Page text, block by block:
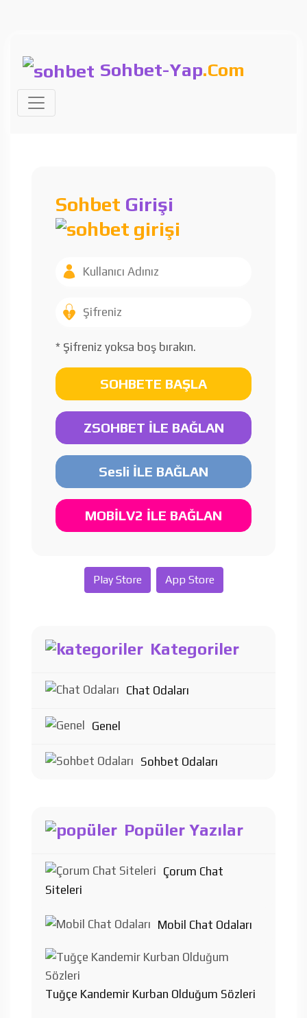
Sohbet-Yap.Com
Sohbet Girişi
* Şifreniz yoksa boş bırakın.
SOHBETE BAŞLA
ZSOHBET İLE BAĞLAN
Sesli İLE BAĞLAN
MOBİLV2 İLE BAĞLAN
Play Store App Store
Kategoriler
Chat Odaları
Genel
Sohbet Odaları
Popüler Yazılar
Çorum Chat
Siteleri
Mobil Chat Odaları
Tuğçe Kandemir Kurban Olduğum Sözleri